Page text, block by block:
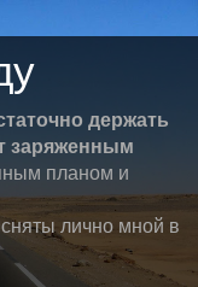
держать
заряженным
планом и
лично мной в